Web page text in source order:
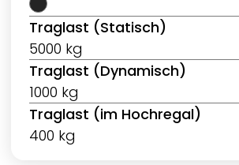
Traglast (Statisch)
5000 kg
Traglast (Dynamisch)
1000 kg
Traglast (im Hochregal)
400 kg